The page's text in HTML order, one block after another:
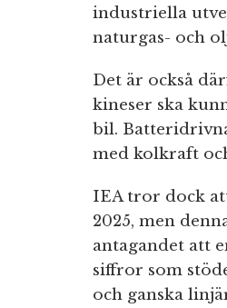
industriella
naturgas- och
Det är också
kineser ska
bil.
med kolkraft
IEA tror dock
2025, men
antagandet att
siffror som
och ganska